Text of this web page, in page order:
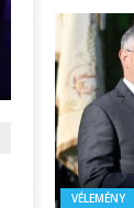
VÉLEMÉNY